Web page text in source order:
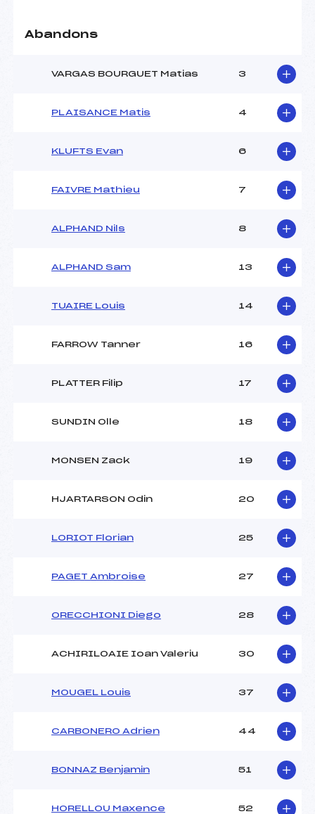
Abandons
VARGAS BOURGUET Matias 3
PLAISANCE Matis 4
KLUFTS Evan 6
FAIVRE Mathieu 7
ALPHAND Nils 8
ALPHAND Sam 13
TUAIRE Louis 14
FARROW Tanner 16
PLATTER Filip 17
SUNDIN Olle 18
MONSEN Zack 19
HJARTARSON Odin 20
LORIOT Florian 25
PAGET Ambroise 27
ORECCHIONI Diego 28
ACHIRILOAIE Ioan Valeriu 30
MOUGEL Louis 37
CARBONERO Adrien 44
BONNAZ Benjamin 51
HORELLOU Maxence 52